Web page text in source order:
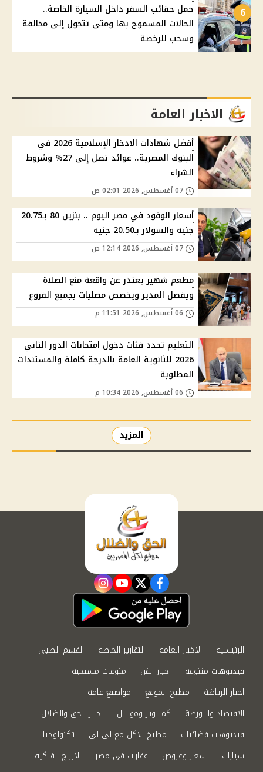
6
حمل حقائب السفر داخل السيارة الخاصة..
الحالات المسموح بها ومتى تتحول إلى مخالفة
وسحب للرخصة
الاخبار العامة
أفضل شهادات الادخار الإسلامية 2026 في
البنوك المصرية.. عوائد تصل إلى 27% وشروط
الشراء
أسعار الوقود في مصر اليوم .. بنزين 80 بـ20.75
جنيه والسولار بـ20.50 جنيه
مطعم شهير يعتذر عن واقعة منع الصلاة
ويفصل المدير ويخصص مصليات بجميع الفروع
التعليم تحدد فئات دخول امتحانات الدور الثاني
2026 للثانوية العامة بالدرجة كاملة والمستندات
المطلوبة
المزيد
facebook
twitter
youtube
instagram
الرئيسية الاخبار العامة التقارير الخاصة
القسم الطبي
فيديوهات متنوعة
اخبار الفن
منوعات مسيحية
اخبار الرياضة
مطبخ الموقع
مواضيع عامة
الاقتصاد والبورصة
كمبيوتر وموبايل
اخبار الحق والضلال
فيديوهات فضائيات
مطبخ الاكل مع لى لى
تكنولوجيا
سيارات
اسعار وعروض عقارات في مصر
الابراج الفلكية